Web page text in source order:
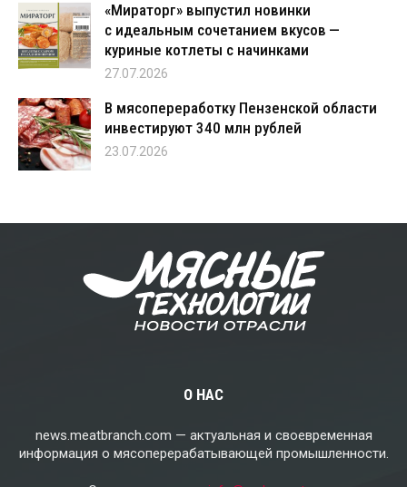
«Мираторг» выпустил новинки
с идеальным сочетанием вкусов —
куриные котлеты с начинками
27.07.2026
В мясопереработку Пензенской области
инвестируют 340 млн рублей
23.07.2026
О НАС
news.meatbranch.com — актуальная и своевременная
информация о мясоперерабатывающей промышленности.